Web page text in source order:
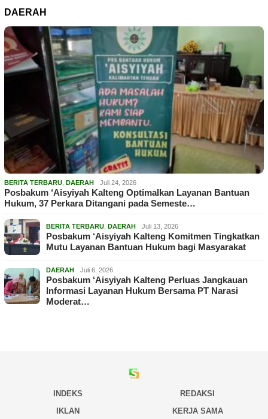
DAERAH
BERITA TERBARU DAERAH Juli 24, 2026
Posbakum ‘Aisyiyah Kalteng Optimalkan Layanan Bantuan
Hukum, 37 Perkara Ditangani pada Semeste…
BERITA TERBARU DAERAH Juli 13, 2026
Posbakum ‘Aisyiyah Kalteng Komitmen Tingkatkan
Mutu Layanan Bantuan Hukum bagi Masyarakat
DAERAH Juli 6, 2026
Posbakum ‘Aisyiyah Kalteng Perluas Jangkauan
Informasi Layanan Hukum Bersama PT Narasi
Moderat…
INDEKS
REDAKSI
IKLAN
KERJA SAMA